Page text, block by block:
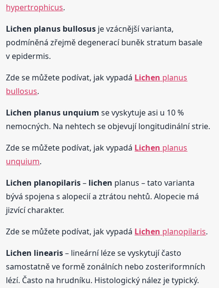
hypertrophicus.
Lichen planus bullosus je vzácnější varianta,
podmíněná zřejmě degenerací buněk stratum basale
v epidermis.
Zde se můžete podívat, jak vypadá Lichen planus
bullosus.
Lichen planus unquium se vyskytuje asi u 10 %
nemocných. Na nehtech se objevují longitudinální strie.
Zde se můžete podívat, jak vypadá Lichen planus
unquium.
Lichen planopilaris– lichen planus – tato varianta
bývá spojena s alopecií a ztrátou nehtů. Alopecie má
jizvící charakter.
Zde se můžete podívat, jak vypadá Lichen planopilaris.
Lichen linearis– lineární léze se vyskytují často
samostatně ve formě zonálních nebo zosteriformních
lézí. Často na hrudníku. Histologický nález je typický.